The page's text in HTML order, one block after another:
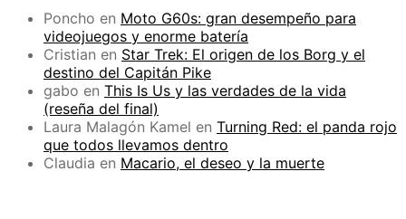
Poncho en Moto G60s: gran desempeño para
videojuegos y enorme batería
Cristian en Star Trek: El origen de los Borg y el
destino del Capitán Pike
gabo en This Is Us y las verdades de la vida
(reseña del final)
Laura Malagón Kamel en Turning Red: el panda rojo
que todos llevamos dentro
Claudia en Macario, el deseo y la muerte